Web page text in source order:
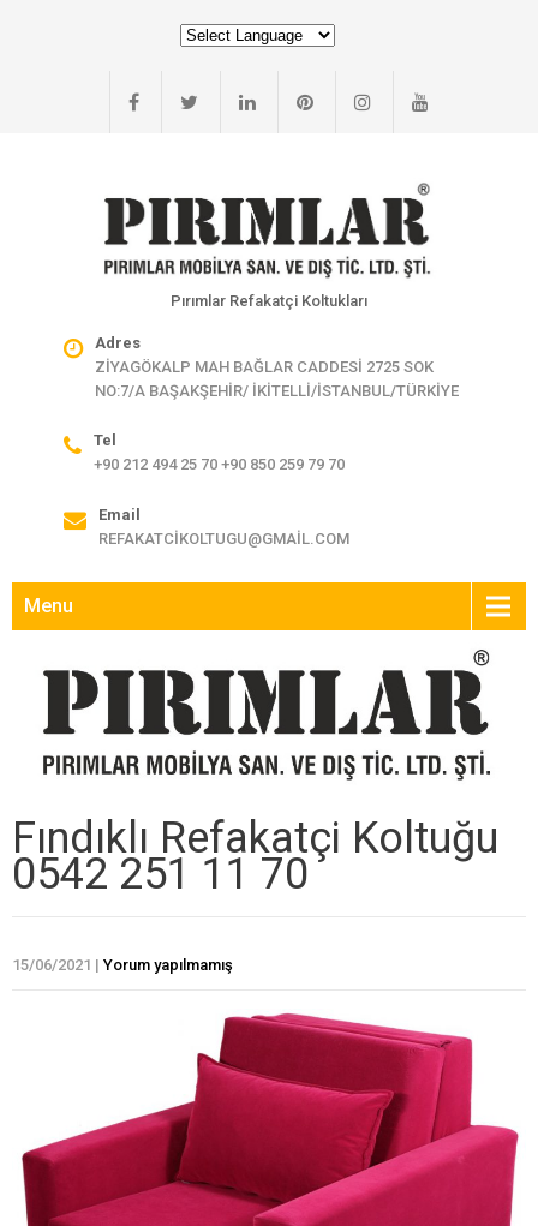
Pırımlar Refakatçi Koltukları
Adres
ZİYAGÖKALP MAH BAĞLAR CADDESİ 2725 SOK
NO:7/A BAŞAKŞEHİR/ İKİTELLİ/İSTANBUL/TÜRKİYE
Tel
+90 212 494 25 70 +90 850 259 79 70
Email
REFAKATCIKOLTUGU@GMAIL.COM
Menu
Fındıklı Refakatçi Koltuğu
0542 251 11 70
15/06/2021 | Yorum yapılmamış